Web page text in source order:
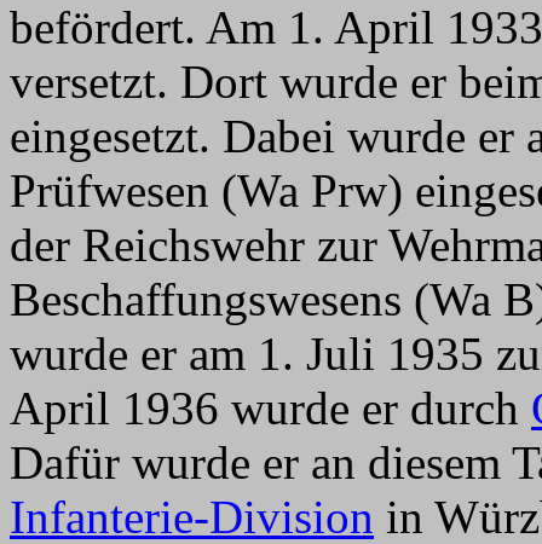
befördert. Am 1. April
versetzt. Dort wurde er
eingesetzt. Dabei wurde
Prüfwesen (Wa Prw)
der Reichswehr zur
Beschaffungswesens (Wa
wurde er am 1. Juli 1935
April 1936 wurde er durch
Dafür wurde er an diesem
Infanterie-Division in